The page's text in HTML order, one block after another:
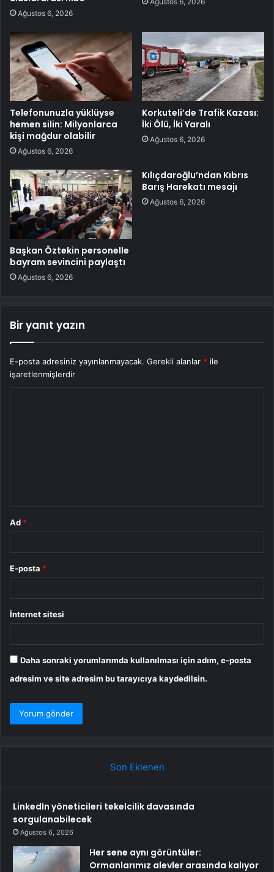
Ağustos 6, 2026
Telefonunuzla yüklüyse
hemen silin: Milyonlarca
kişi mağdur olabilir
Ağustos 6, 2026
Korkuteli’de Trafik Kazası:
İki Ölü, İki Yaralı
Ağustos 6, 2026
Başkan Öztekin personelle
bayram sevincini paylaştı
Ağustos 6, 2026
Kılıçdaroğlu’ndan Kıbrıs
Barış Harekatı mesajı
Ağustos 6, 2026
Bir yanıt yazın
E-posta adresiniz yayınlanmayacak. Gerekli alanlar * ile
işaretlenmişlerdir
Ad *
E-posta *
İnternet sitesi
Daha sonraki yorumlarımda kullanılması için adım, e-posta
adresim ve site adresim bu tarayıcıya kaydedilsin.
Son Eklenen
LinkedIn yöneticileri tekelcilik davasında
sorgulanabilecek
Ağustos 6, 2026
Her sene aynı görüntüler:
Ormanlarımız alevler arasında kalıyor